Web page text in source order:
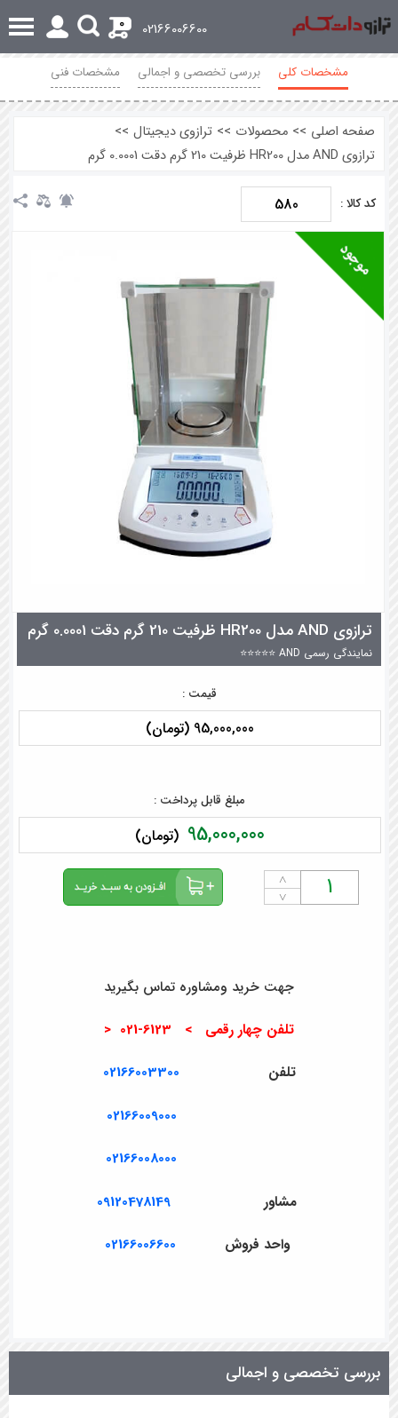
02166006600
0
مشخصات کلی بررسی تخصصی و اجمالی مشخصات فنی
صفحه اصلی >> محصولات >> ترازوی دیجیتال >>
ترازوی AND مدل HR200 ظرفیت 210 گرم دقت 0.0001 گرم
کد کالا : 580
ترازوی AND مدل HR200 ظرفیت 210 گرم دقت 0.0001 گرم
نمایندگی رسمی AND ⭐⭐⭐⭐⭐
قیمت :
95,000,000 (تومان)
مبلغ قابل پرداخت :
95,000,000 (تومان)
˄
˅
جهت خرید ومشاوره تماس بگیرید
تلفن چهار رقمی > 6123-021 <
تلفن 02166003300
02166009000
02166008000
مشاور 09120478149
واحد فروش 02166006600
بررسی تخصصی و اجمالی